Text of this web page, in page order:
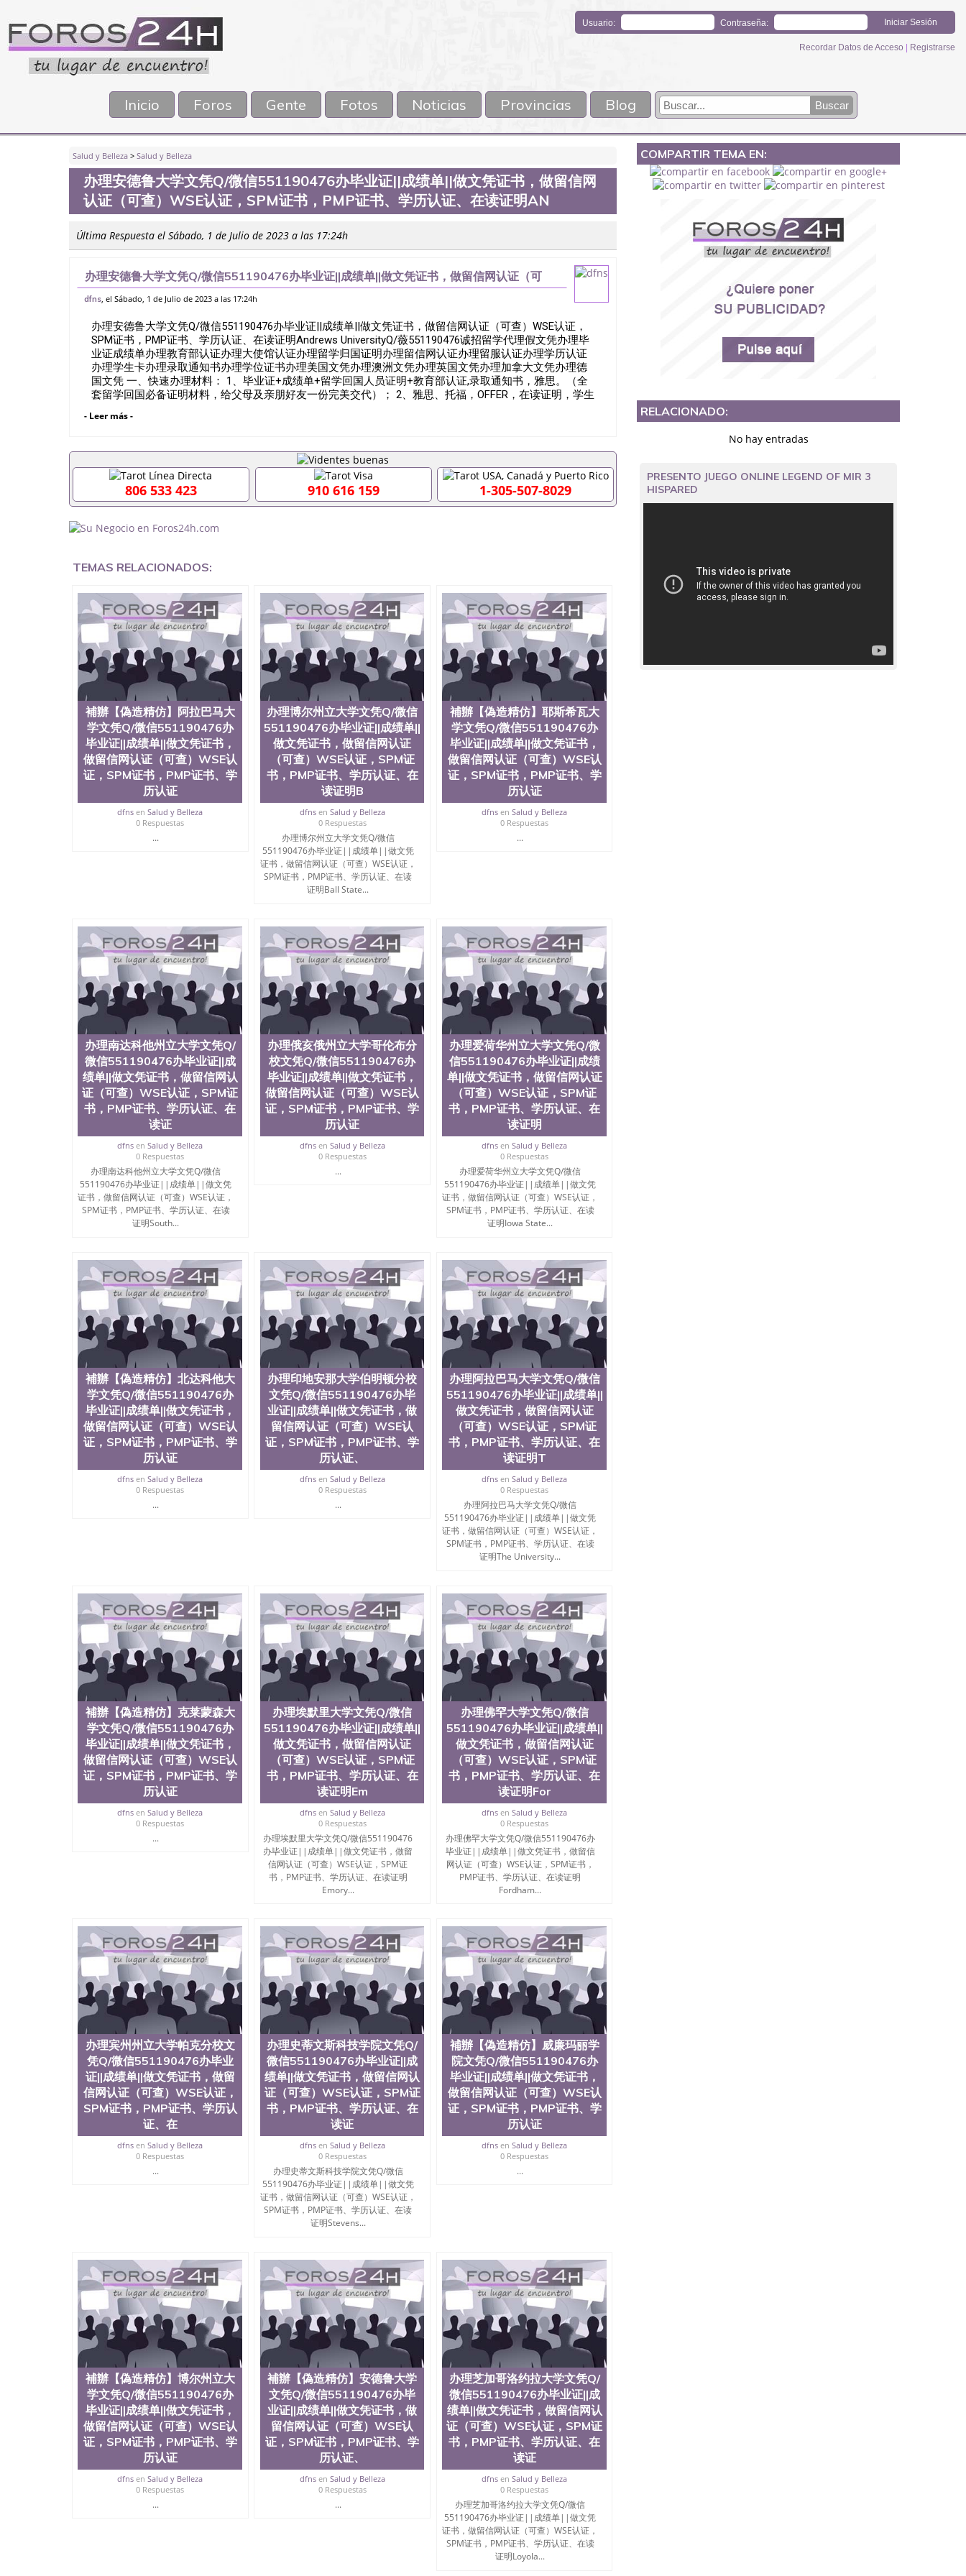
Usuario: Contraseña:
Recordar Datos de Acceso Registrarse
Inicio Foros Gente Fotos Noticias Provincias Blog
Salud y Belleza > Salud y Belleza
办理安德鲁大学文凭Q/微信551190476办毕业证||成绩单||做文凭证书，做留信网
认证（可查）WSE认证，SPM证书，PMP证书、学历认证、在读证明AN
Última Respuesta el Sábado, 1 de Julio de 2023 a las 17:24h
办理安德鲁大学文凭Q/微信551190476办毕业证||成绩单||做文凭证书，做留信网认证（可
查）WSE认证，SPM证书，PMP证书、学历认证、在读证明An
dfns, el Sábado, 1 de Julio de 2023 a las 17:24h
办理安德鲁大学文凭Q/微信551190476办毕业证||成绩单||做文凭证书，做留信网认证（可查）WSE认证，
SPM证书，PMP证书、学历认证、在读证明Andrews UniversityQ/薇551190476诚招留学代理假文凭办理毕
业证成绩单办理教育部认证办理大使馆认证办理留学归国证明办理留信网认证办理留服认证办理学历认证
办理学生卡办理录取通知书办理学位证书办理美国文凭办理澳洲文凭办理英国文凭办理加拿大文凭办理德
国文凭 一、快速办理材料： 1、毕业证+成绩单+留学回国人员证明+教育部认证,录取通知书，雅思。（全
套留学回国必备证明材料，给父母及亲朋好友一份完美交代）； 2、雅思、托福，OFFER，在读证明，学生
理，毕业证成绩单，学校，专业，学位，毕业时间都可以根据客户要求安排。 国内找工作假的毕业证可以
职事业单位/国企假的毕业证会查吗551190476入职国企/事业单位需要些什么材料551190476办理假毕业证
在国内能用吗, 挂科拿不到毕业证怎么办, 毕业证丢了怎么办, 没有正常毕业怎么办理毕业证,没毕业可以办学
历认证吗,您是否因为中途辍学、挂科而没有正常毕业551190476您是否因为递交材料不齐而被拒之门外
551190476您是否因没正常毕业而导致回国得不到教育部认证在校挂科了不想读了,成绩不理想毕不了业怎
么办551190476找工作没有文凭怎么办,怎么办理本科/研究生文凭551190476如何办理本科/硕士毕业证
551190476国外大学文凭可以打工作吗551190476怎么办理 外假毕业证551190476哪里可以制作美国毕业证
哪里可以修改成绩单GPA分数551190476假毕业证能查出来吗551190476假文凭网上能查到吗551190476 如
551190476找毕业证封皮QQ微信551190476国外毕业证外壳定制QQ微信551190476快速代办国外毕业证QQ
微信551190476快速拿到国外文凭QQ微信551190476国外留学文凭认证QQ微信551190476国外文凭回国认
证QQ微信551190476泰国文凭办理QQ微信551190476法国留学回国证明QQ微信551190476 国外烫金照片
QQ微信551190476外国文凭在中国有用吗QQ微信551190476德国留学回国证明QQ微信551190476爱尔兰留
学回国证明QQ微信551190476国外硕士文凭办理QQ微信551190476 网上买文凭可靠吗QQ微信551190476买
国外文凭质量QQ微信551190476国外本科毕业证怎么办理QQ微信551190476国外大学文凭真制作QQ微信
551190476办国外文凭可找工作QQ微信551190476国外大学有毕业证QQ微信551190476办理国外毕业证价
格QQ微信551190476国外编号查询QQ微信551190476办理国外文凭要交定金吗QQ微信551190476办国外可
查文凭QQ微信551190476网上购买真文凭可信吗QQ微信551190476学士学位证书查询机构QQ微信
551190476 国外资格证书办理QQ微信551190476如何办理学历认证QQ微信551190476海外文凭认证办理QQ
微信551190476 圣何塞州立大学（San Jose State University, 又译为“圣荷西州立大学”）成立于1857年，简
称SJSU，是加州历史悠久的大学之一，也是美西地区的公立大学之一。位于圣何塞市San Jose中心，占地
154公顷。它是一所位于加利福尼亚州的著名综合性公立大学，它以极高的就业率，全美名列前茅的毕业薪
资，浓厚的多元化学术氛围，杰出的本科教育质量，被《福克斯》杂志评选为全美50强公立综合性大学，
每年有来自世界各地的成百上千的海外学生前往求学。 至今，这是一所在世界上享有学术地位、声誉、实
习机会和影响力的高等教育机构，并获誉为美国本科教育质量的核心代表。其计算机系与会计系更是在当
今美国大学教学排名中表现优异。其毕业生大多可以在其所处地域的世界硅谷中心得到工作机会。许多硅
谷公司甚至在学生大三和大四的学期提供许多相应科系的实习机会。无论是加州大学系统(UC)，还是加州
州立大学系统(CSU), 圣何塞州立大学都占据着加州所有大学中的地理位置。 圣何塞州立大学座落于硅谷
(Silicon Valley), 于附近的旧金山-圣何塞地区为全美的重要科技中心。约有学生三万人，超过134种学士学
科和65个硕士学科，并有来自世界60余国的学生来此就读。其有名的科系如计算机科学，电子工程学，工
商管理学，艺术设计，和航空学等，深受性肯定及好评；而各种大学部和研究所的商学课程也吸引了众多
成品做好拍照或者视频确认再付余款； 7、快递给客户（国内顺丰，国外DHL）。 三、真实网上可查的证
明材料 1、教育部学历学位认证，留服真实存档可查，存档。 2、留学回国人员证明（使馆认证），使馆网
站真实存档可查。 3、留信网真实可查认证办理，存档可查，终身受用。 四、办理流程农业科学院、艺术
与建筑学院、商学院、交流学院、地球及物质科学院、教育学院、工程学院、健康与人类发展学院、信息
工程与科学学院、人文学院、护理学院、科学学院等。学校的教育学院排名在全美前十名，工学院排名在
前十五名，且继续攀升中。纽约大学为学生们提供本科、硕士及博士学位。学校的专业课程包括：会计
学、MBA、财务、教育、建筑工程、经济、医学、护理、文学、音乐、生物学、统计学、美术、电子工
程、天文学、农业、环境污染控制、历史、电气工程、生物工程、建筑设计、工商管理、材料科学、机械
工程、航天工程、土木工程、数学、化学、英语、社会科学、心理学、戏剧、市场营销、机械工程、计算
机科学、物理学、人工智能、商科、金融专业 1、客户提供相关材料，确定客户办理信息，给出操作方
案； 2、补充毕业证成绩单等相关材料； 3、留服注册申请账号，付定金； 4、预约递交时间，公司人员陪
同客户本人一起去留服递交材料； 5、等待结果，完成结果书留服直接邮寄给客户 6、客户确认收到结果，
付余款。 我们对海外大学及学院的毕业证成绩单所使用的材料，尺寸大小，防伪结构（包括：水印，阴影
底纹，钢印LOGO烫金烫银，LOGO烫金烫银复合重叠。 文字图案浮雕，激光镭射，紫外荧光，温感，复印
防伪）都有原版本文凭对照。质量得到了广大海外客户群体的认可，同时和海外学校留学中介， 同时能做
到与时俱进，及时掌握各大院校的（毕业证，成绩单，资格证，学生卡，结业证，录取通知书，在读证明
等相关材料）的版本更新信息， 能够在时间掌握的海外学历文凭的样版，尺寸大小，纸张材质，防伪技术
等等，并在时间收集到原版实物，以求达到客户的需求。 我们的优势： 我们在保证合理定价的同时，坚持
较高性价比，通过品质和效率不断优化，为您倾情诠释什么是高性价比。 咨询顾问：Sam q/微
信:551190476 Q/微信:551190476办理毕业证成绩单、教育部认证,录取通知书，雅思，留学回国证明.
公司专业制作、办理、仿制、成绩单文凭、改成绩、教育部学历学位认证、毕业证、成绩单、文凭、学历
文凭、假文凭假毕业证假学历书制作、假制作、办理、仿制学位证书、毕业证文凭、文凭毕业证、毕业证
历、新西兰学历认证等q:551190476 微信：551190476 圣何塞州立大学毕业证（San Jose State
University）圣何塞州立大学毕业证（San Jose State University）圣何塞州立大学毕业证（San Jose State
University）圣何塞州立大学成绩单（San Jose State University）圣何塞州立大学成绩单（ San Jose State
University）圣何塞州立大学成绩单（San Jose State University）成绩单圣何塞州立大学文凭（San Jose
State University）圣何塞州立大学（San Jose State University）圣何塞州立大学（San Jose State
University）圣何塞州立大学（ San Jose State University）圣何塞州立大学（San Jose State University）
圣何塞州立大学文凭（San Jose State University）圣何塞州立大学文凭（San Jose State University）文凭
圣何塞州立大学文凭（San Jose State University）圣何塞州立大学学历（ San Jose State University）圣何
塞州立大学学历（San Jose State University）圣何塞州立大学学历（San Jose State University）圣 塞州立
大学学历（San Jose State University）圣何塞州立大学（San Jose State University）圣何塞州立大学
（San Jose State University）圣何塞州立大学（San Jose State University）圣何塞州立大学（San Jose
State University）圣何塞州立大学学位证（San Jose State University）圣何塞州立大学学位证（San Jose
State University）圣何塞州立大学学位证（San Jose State University）圣何塞州立大学（San Jose State
University）圣何塞州立大学（San Jose State University）圣何塞州立大学（San Jose State University）圣
何塞州立大学（San Jose State University）圣何塞州立大学学位证（San Jose State University）圣何塞州
立大学学位证（San Jose State University）圣何塞州立大学结业证（San Jose State University）圣何塞州
立大学结业证（San Jose State University）圣何塞州立大学结业证（San Jose State University）圣何塞州
立大学学位证（San Jose State University）圣何塞州立大学学位证（San Jose State University）圣何塞州
立大学学历证书（San Jose State University）圣何塞州立大学学历证书（San Jose State University）圣何
塞州立大学学历证书（San Jose State University）澳洲读书未毕业找人做文凭学位qq微信551190476澳洲
读CQU中央昆士兰大学学历 绩单购买学位证书/澳洲读本科硕士做文凭/购买澳洲大学毕业证成绩单假文凭
学历offieUniversityofSouthernQueensland 澳洲读书未毕业找人做文凭学位qq微信551190476澳洲读CQU中
央昆士兰大学学历成绩单购买学位证书/澳洲读本科硕士做文凭/购买澳洲大学毕业证成绩单假文凭学历办
SPM证书，PMP证书、学历认证、在读证明Andrews University
- Leer más -
806 533 423 910 616 159 1-305-507-8029
TEMAS RELACIONADOS:
補辦【偽造精仿】阿拉巴马大
学文凭Q/微信551190476办
毕业证||成绩单||做文凭证书，
做留信网认证（可查）WSE认
证，SPM证书，PMP证书、学
历认证
dfns enSalud y Belleza
0 Respuestas
...
办理博尔州立大学文凭Q/微信
551190476办毕业证||成绩单||
做文凭证书，做留信网认证
（可查）WSE认证，SPM证
书，PMP证书、学历认证、在
读证明B
dfnsen Salud y Belleza
0 Respuestas
办理博尔州立大学文凭Q/微信
551190476办毕业证||成绩单||做文凭
证书，做留信网认证（可查）WSE认证，
SPM证书，PMP证书、学历认证、在读
证明Ball State...
補辦【偽造精仿】耶斯希瓦大
学文凭Q/微信551190476办
毕业证||成绩单||做文凭证书，
做留信网认证（可查）WSE认
证，SPM证书，PMP证书、学
历认证
dfns enSalud y Belleza
0 Respuestas
...
办理南达科他州立大学文凭Q/
微信551190476办毕业证||成
绩单||做文凭证书，做留信网认
证（可查）WSE认证，SPM证
书，PMP证书、学历认证、在
读证
dfns enSalud y Belleza
0 Respuestas
办理南达科他州立大学文凭Q/微信
551190476办毕业证||成绩单||做文凭
证书，做留信网认证（可查）WSE认证，
SPM证书，PMP证书、学历认证、在读
证明South...
办理俄亥俄州立大学哥伦布分
校文凭Q/微信551190476办
毕业证||成绩单||做文凭证书，
做留信网认证（可查）WSE认
证，SPM证书，PMP证书、学
历认证
dfnsen Salud y Belleza
0 Respuestas
...
办理爱荷华州立大学文凭Q/微
信551190476办毕业证||成绩
单||做文凭证书，做留信网认证
（可查）WSE认证，SPM证
书，PMP证书、学历认证、在
读证明
dfns enSalud y Belleza
0 Respuestas
办理爱荷华州立大学文凭Q/微信
551190476办毕业证||成绩单||做文凭
证书，做留信网认证（可查）WSE认证，
SPM证书，PMP证书、学历认证、在读
证明Iowa State...
補辦【偽造精仿】北达科他大
学文凭Q/微信551190476办
毕业证||成绩单||做文凭证书，
做留信网认证（可查）WSE认
证，SPM证书，PMP证书、学
历认证
dfns enSalud y Belleza
0 Respuestas
...
办理印地安那大学伯明顿分校
文凭Q/微信551190476办毕
业证||成绩单||做文凭证书，做
留信网认证（可查）WSE认
证，SPM证书，PMP证书、学
历认证、
dfnsen Salud y Belleza
0 Respuestas
...
办理阿拉巴马大学文凭Q/微信
551190476办毕业证||成绩单||
做文凭证书，做留信网认证
（可查）WSE认证，SPM证
书，PMP证书、学历认证、在
读证明T
dfns enSalud y Belleza
0 Respuestas
办理阿拉巴马大学文凭Q/微信
551190476办毕业证||成绩单||做文凭
证书，做留信网认证（可查）WSE认证，
SPM证书，PMP证书、学历认证、在读
证明The University...
補辦【偽造精仿】克莱蒙森大
学文凭Q/微信551190476办
毕业证||成绩单||做文凭证书，
做留信网认证（可查）WSE认
证，SPM证书，PMP证书、学
历认证
dfns enSalud y Belleza
0 Respuestas
...
办理埃默里大学文凭Q/微信
551190476办毕业证||成绩单||
做文凭证书，做留信网认证
（可查）WSE认证，SPM证
书，PMP证书、学历认证、在
读证明Em
dfnsen Salud y Belleza
0 Respuestas
办理埃默里大学文凭Q/微信551190476
办毕业证||成绩单||做文凭证书，做留
信网认证（可查）WSE认证，SPM证
书，PMP证书、学历认证、在读证明
Emory...
办理佛罕大学文凭Q/微信
551190476办毕业证||成绩单||
做文凭证书，做留信网认证
（可查）WSE认证，SPM证
书，PMP证书、学历认证、在
读证明For
dfns enSalud y Belleza
0 Respuestas
办理佛罕大学文凭Q/微信551190476办
毕业证||成绩单||做文凭证书，做留信
网认证（可查）WSE认证，SPM证书，
PMP证书、学历认证、在读证明
Fordham...
办理宾州州立大学帕克分校文
凭Q/微信551190476办毕业
证||成绩单||做文凭证书，做留
信网认证（可查）WSE认证，
SPM证书，PMP证书、学历认
证、在
dfns enSalud y Belleza
0 Respuestas
...
办理史蒂文斯科技学院文凭Q/
微信551190476办毕业证||成
绩单||做文凭证书，做留信网认
证（可查）WSE认证，SPM证
书，PMP证书、学历认证、在
读证
dfnsen Salud y Belleza
0 Respuestas
办理史蒂文斯科技学院文凭Q/微信
551190476办毕业证||成绩单||做文凭
证书，做留信网认证（可查）WSE认证，
SPM证书，PMP证书、学历认证、在读
证明Stevens...
補辦【偽造精仿】威廉玛丽学
院文凭Q/微信551190476办
毕业证||成绩单||做文凭证书，
做留信网认证（可查）WSE认
证，SPM证书，PMP证书、学
历认证
dfns enSalud y Belleza
0 Respuestas
...
補辦【偽造精仿】博尔州立大
学文凭Q/微信551190476办
毕业证||成绩单||做文凭证书，
做留信网认证（可查）WSE认
证，SPM证书，PMP证书、学
历认证
dfns enSalud y Belleza
0 Respuestas
...
補辦【偽造精仿】安德鲁大学
文凭Q/微信551190476办毕
业证||成绩单||做文凭证书，做
留信网认证（可查）WSE认
证，SPM证书，PMP证书、学
历认证、
dfnsen Salud y Belleza
0 Respuestas
...
办理芝加哥洛约拉大学文凭Q/
微信551190476办毕业证||成
绩单||做文凭证书，做留信网认
证（可查）WSE认证，SPM证
书，PMP证书、学历认证、在
读证
dfns enSalud y Belleza
0 Respuestas
办理芝加哥洛约拉大学文凭Q/微信
551190476办毕业证||成绩单||做文凭
证书，做留信网认证（可查）WSE认证，
SPM证书，PMP证书、学历认证、在读
证明Loyola...
COMPARTIR TEMA EN:
RELACIONADO:
No hay entradas
PRESENTO JUEGO ONLINE LEGEND OF MIR 3
HISPARED